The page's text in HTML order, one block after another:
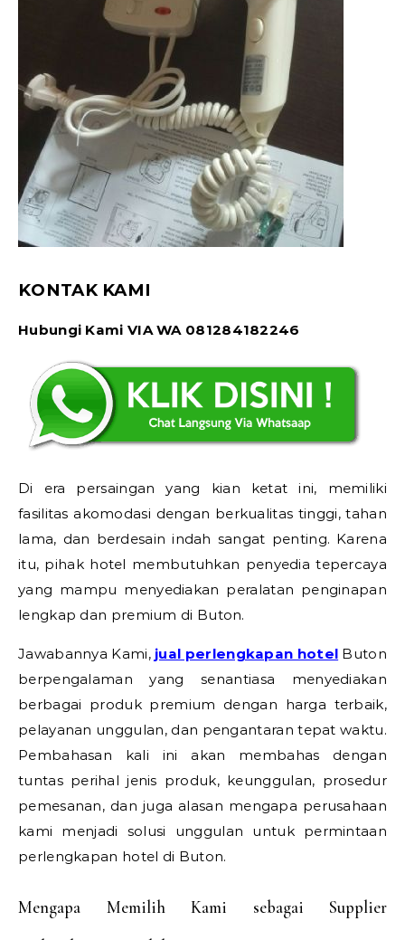
KONTAK KAMI
Hubungi Kami VIA WA 081284182246
Di era persaingan yang kian ketat ini, memiliki
fasilitas akomodasi dengan berkualitas tinggi, tahan
lama, dan berdesain indah sangat penting. Karena
itu, pihak hotel membutuhkan penyedia tepercaya
yang mampu menyediakan peralatan penginapan
lengkap dan premium di Buton.
Jawabannya Kami, jual perlengkapan hotel Buton
berpengalaman yang senantiasa menyediakan
berbagai produk premium dengan harga terbaik,
pelayanan unggulan, dan pengantaran tepat waktu.
Pembahasan kali ini akan membahas dengan
tuntas perihal jenis produk, keunggulan, prosedur
pemesanan, dan juga alasan mengapa perusahaan
kami menjadi solusi unggulan untuk permintaan
perlengkapan hotel di Buton.
Mengapa Memilih Kami sebagai Supplier